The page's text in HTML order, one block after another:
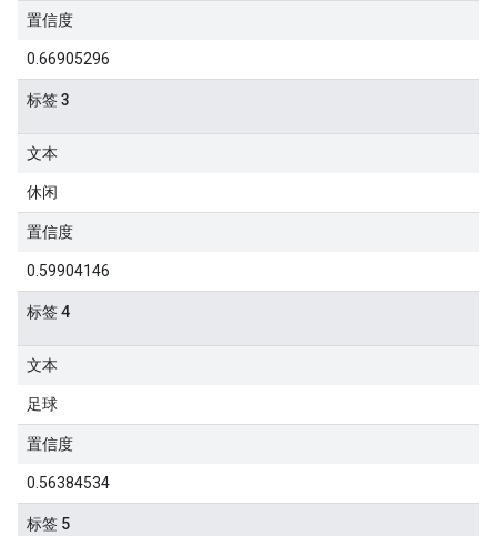
置信度
0.66905296
标签 3
文本
休闲
置信度
0.59904146
标签 4
文本
足球
置信度
0.56384534
标签 5